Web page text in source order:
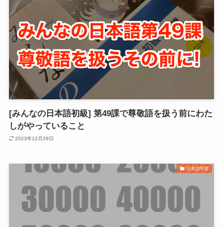
[みんなの日本語初級] 第49課で尊敬語を扱う前にわた
しがやっていること
2023年12月29日
日本語学習